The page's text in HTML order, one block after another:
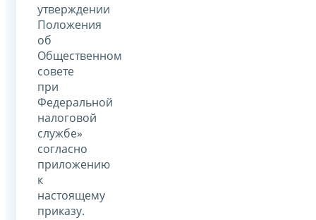
утверждении
Положения
об
Общественном
совете
при
Федеральной
налоговой
службе»
согласно
приложению
к
настоящему
приказу.